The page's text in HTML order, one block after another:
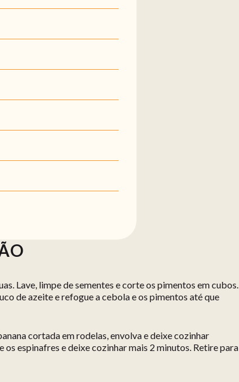
Lave, limpe de sementes e corte os pimentos em cubos.
de azeite e refogue a cebola e os pimentos até que
cortada em rodelas, envolva e deixe cozinhar
espinafres e deixe cozinhar mais 2 minutos. Retire para